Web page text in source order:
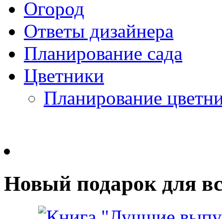
Огород
Ответы дизайнера
Планирование сада
Цветники
Планирование
Новый подарок для